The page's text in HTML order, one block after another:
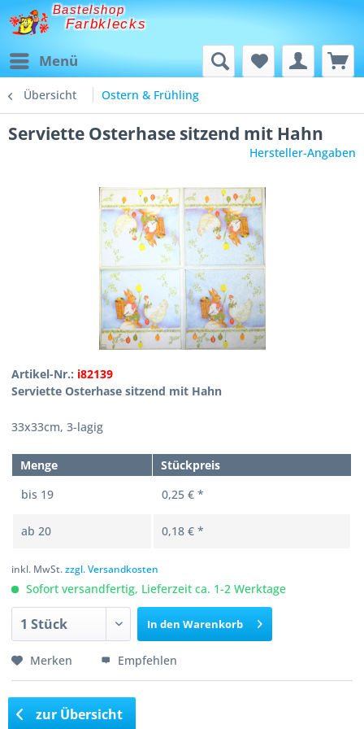
Bastelshop
Farbklecks
Menü
Übersicht Ostern & Frühling
Serviette Osterhase sitzend mit Hahn
Hersteller-Angaben
Artikel-Nr.: i82139
Serviette Osterhase sitzend mit Hahn
33x33cm, 3-lagig
Menge
Stückpreis
bis 19 0,25 € *
ab20 0,18 € *
inkl. MwSt.zzgl. Versandkosten
Sofort versandfertig, Lieferzeit ca. 1-2 Werktage
In den Warenkorb
Merken Empfehlen
zur Übersicht